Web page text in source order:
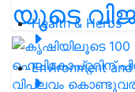
Health & Herbs
Environment
യുടെ